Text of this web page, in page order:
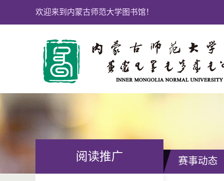
欢迎来到内蒙古师范大学图书馆！
阅读推广 赛事动态